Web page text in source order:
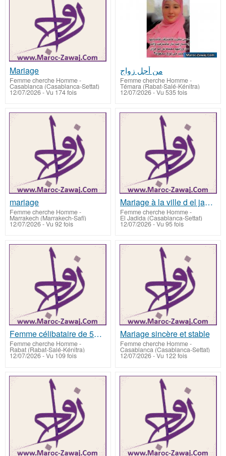
Mariage
Femme cherche Homme-
Casablanca (Casablanca-Settat)
12/07/2026 - Vu 174 fois
من أجل زواج
Femme cherche Homme-
Témara (Rabat-Salé-Kénitra)
12/07/2026 - Vu 535 fois
mariage
Femme cherche Homme-
Marrakech (Marrakech-Safi)
12/07/2026 - Vu 92 fois
Mariage à la ville d el jadida
Femme cherche Homme-
El Jadida (Casablanca-Settat)
12/07/2026 - Vu 95 fois
Femme célibataire de 50 ans cherche un musulman
Femme cherche Homme-
Rabat (Rabat-Salé-Kénitra)
12/07/2026 - Vu 109 fois
Mariage sincère et stable
Femme cherche Homme-
Casablanca (Casablanca-Settat)
12/07/2026 - Vu 122 fois